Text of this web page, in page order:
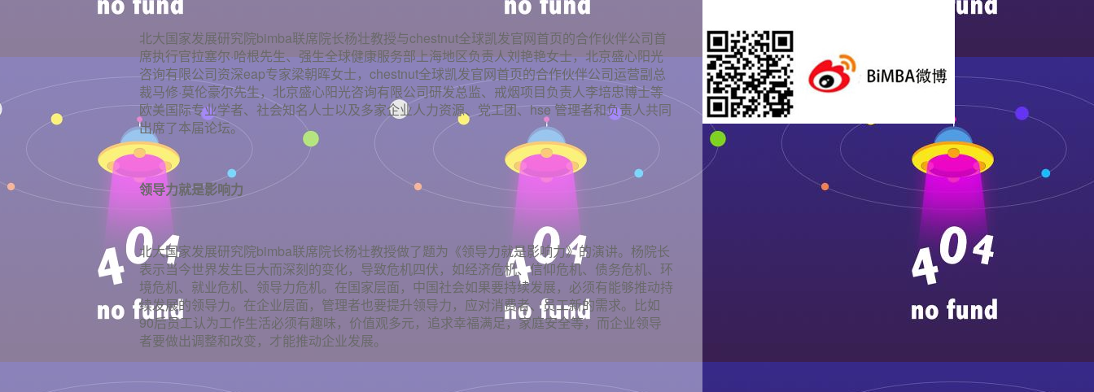
北大国家发展研究院bimba联席院长杨壮教授与chestnut全球凯发官网首页的合作伙伴公司首
席执行官拉塞尔·哈根先生、强生全球健康服务部上海地区负责人刘艳艳女士，北京盛心阳光
咨询有限公司资深eap专家梁朝晖女士，chestnut全球凯发官网首页的合作伙伴公司运营副总
裁马修·莫伦豪尔先生，北京盛心阳光咨询有限公司研发总监、戒烟项目负责人李培忠博士等
欧美国际专业学者、社会知名人士以及多家企业人力资源、党工团、hse 管理者和负责人共同
出席了本届论坛。
领导力就是影响力
北大国家发展研究院bimba联席院长杨壮教授做了题为《领导力就是影响力》的演讲。杨院长
表示当今世界发生巨大而深刻的变化，导致危机四伏，如经济危机、信仰危机、债务危机、环
境危机、就业危机、领导力危机。在国家层面，中国社会如果要持续发展，必须有能够推动持
续发展的领导力。在企业层面，管理者也要提升领导力，应对消费者、员工新的需求。比如
90后员工认为工作生活必须有趣味，价值观多元，追求幸福满足，家庭安全等，而企业领导
者要做出调整和改变，才能推动企业发展。